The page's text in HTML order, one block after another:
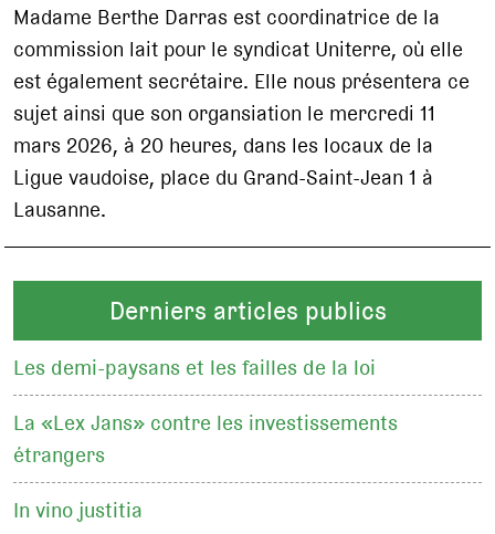
Madame Berthe Darras est coordinatrice de la
commission lait pour le syndicat Uniterre, où elle
est également secrétaire. Elle nous présentera ce
sujet ainsi que son organsiation le mercredi 11
mars 2026, à 20 heures, dans les locaux de la
Ligue vaudoise, place du Grand-Saint-Jean 1 à
Lausanne.
Derniers articles publics
Les demi-paysans et les failles de la loi
La «Lex Jans» contre les investissements
étrangers
In vino justitia